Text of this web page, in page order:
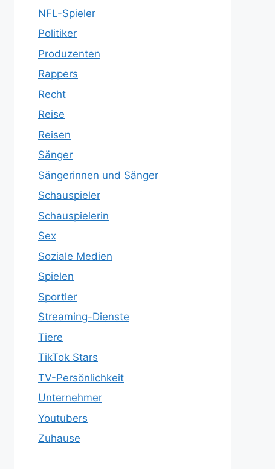
NFL-Spieler
Politiker
Produzenten
Rappers
Recht
Reise
Reisen
Sänger
Sängerinnen und Sänger
Schauspieler
Schauspielerin
Sex
Soziale Medien
Spielen
Sportler
Streaming-Dienste
Tiere
TikTok Stars
TV-Persönlichkeit
Unternehmer
Youtubers
Zuhause